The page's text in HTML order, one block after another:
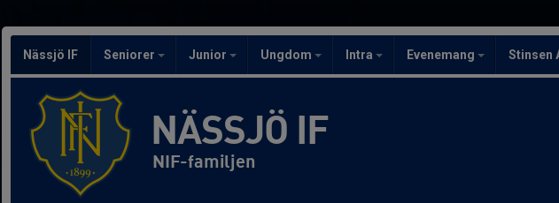
Nässjö IF Seniorer Junior Ungdom Intra Evenemang Stinsen
NÄSSJÖ IF
NIF-familjen